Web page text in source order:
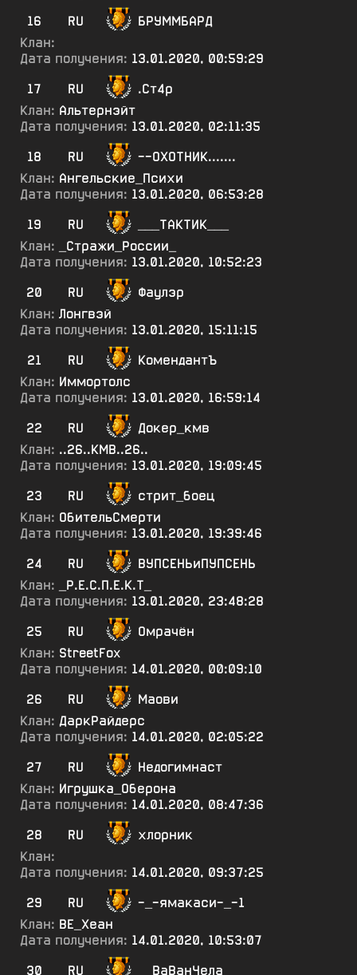
16
RU
БРУММБАРД
Клан:
Дата получения: 13.01.2020, 00:59:29
17
RU
.Ст4р
Клан: Альтернэйт
Дата получения: 13.01.2020, 02:11:35
18
RU
--ОХОТНИК.......
Клан: Ангельские_Психи
Дата получения: 13.01.2020, 06:53:28
19
RU
___ТАКТИК___
Клан:
_Стражи_России_
Дата получения: 13.01.2020, 10:52:23
20
RU
Фаулэр
Клан: Лонгвэй
Дата получения: 13.01.2020, 15:11:15
21
RU
КомендантЪ
Клан: Иммортолс
Дата получения: 13.01.2020, 16:59:14
22
RU
Докер_кмв
Клан: ..26..КМВ..26..
Дата получения: 13.01.2020, 19:09:45
23
RU
стрит_боец
Клан: ОбительСмерти
Дата получения: 13.01.2020, 19:39:46
24
RU
ВУПСЕНЬиПУПСЕНЬ
Клан:
_Р.Е.С.П.Е.К.Т_
Дата получения: 13.01.2020, 23:48:28
25
RU
Омрачён
Клан: StreetFox
Дата получения: 14.01.2020, 00:09:10
26
RU
Маови
Клан: ДаркРайдерс
Дата получения: 14.01.2020, 02:05:22
27
RU
Недогимнаст
Клан: Игрушка_Оберона
Дата получения: 14.01.2020, 08:47:36
28
RU
хлорник
Клан:
Дата получения: 14.01.2020, 09:37:25
29
RU
-_-ямакаси-_-1
Клан: ВЕ_Хеан
Дата получения: 14.01.2020, 10:53:07
30
RU __ВаВанЧела__